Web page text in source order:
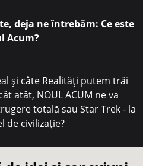
deja ne întrebăm: Ce este
Acum?
și câte Realități putem trăi
atât, NOUL ACUM ne va
totală sau Star Trek - la
de civilizație?